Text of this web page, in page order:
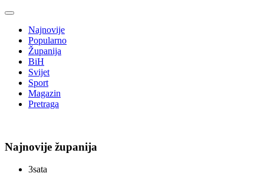
Najnovije
Popularno
Županija
BiH
Svijet
Sport
Magazin
Pretraga
Najnovije županija
3sata